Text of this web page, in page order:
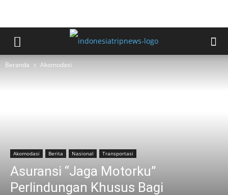
Beranda Akomodasi
Akomodasi Berita Nasional Transportasi
Asuransi “Jaga Motorku”
Perlindungan Khusus Bagi